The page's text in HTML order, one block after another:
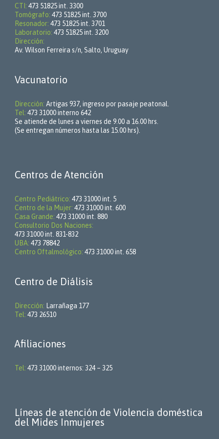
CTI: 473 51825 int. 3300
Tomógrafo: 473 51825 int. 3700
Resonador: 473 51825 int. 3701
Laboratorio: 473 51825 int. 3200
Dirección:
Av. Wilson Ferreira s/n, Salto, Uruguay
Vacunatorio
Dirección: Artigas 937, ingreso por pasaje peatonal.
Tel: 473 31000 interno 642
Se atiende de lunes a viernes de 9.00 a 16.00 hrs.
(Se entregan números hasta las 15.00 hrs).
Centros de Atención
Centro Pediátrico: 473 31000 int. 5
Centro de la Mujer: 473 31000 int. 600
Casa Grande: 473 31000 int. 880
Consultorio Dos Naciones:
473 31000 int. 831-832
UBA: 473 78842
Centro Oftalmológico: 473 31000 int. 658
Centro de Diálisis
Dirección: Larrañaga 177
Tel: 473 26510
Afiliaciones
Tel: 473 31000 internos: 324 – 325
Líneas de atención de Violencia doméstica
del Mides Inmujeres